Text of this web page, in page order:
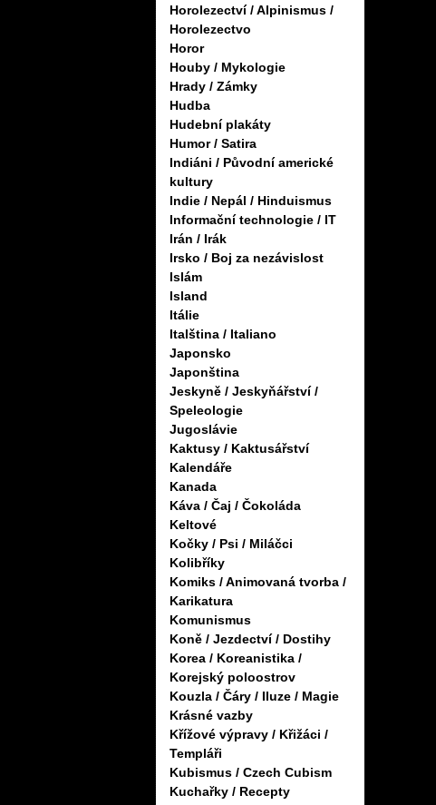
Horolezectví / Alpinismus /
Horolezectvo
Horor
Houby / Mykologie
Hrady / Zámky
Hudba
Hudební plakáty
Humor / Satira
Indiáni / Původní americké
kultury
Indie / Nepál / Hinduismus
Informační technologie / IT
Irán / Irák
Irsko / Boj za nezávislost
Islám
Island
Itálie
Italština / Italiano
Japonsko
Japonština
Jeskyně / Jeskyňářství /
Speleologie
Jugoslávie
Kaktusy / Kaktusářství
Kalendáře
Kanada
Káva / Čaj / Čokoláda
Keltové
Kočky / Psi / Miláčci
Kolibříky
Komiks / Animovaná tvorba /
Karikatura
Komunismus
Koně / Jezdectví / Dostihy
Korea / Koreanistika /
Korejský poloostrov
Kouzla / Čáry / Iluze / Magie
Krásné vazby
Křížové výpravy / Křižáci /
Templáři
Kubismus / Czech Cubism
Kuchařky / Recepty